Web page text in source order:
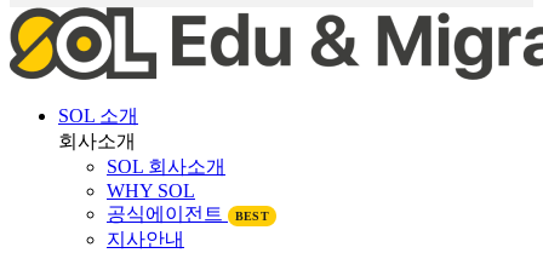
회사소개
SOL 회사소개
WHY SOL
공식에이전트
지사안내
제공서비스